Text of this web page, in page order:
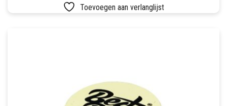
TOT
€ 45,00
MEERDERE
OP
DE
Toevoegen aan verlanglijst